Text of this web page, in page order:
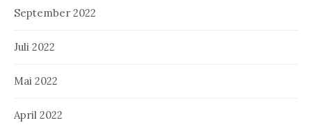
September 2022
Juli 2022
Mai 2022
April 2022